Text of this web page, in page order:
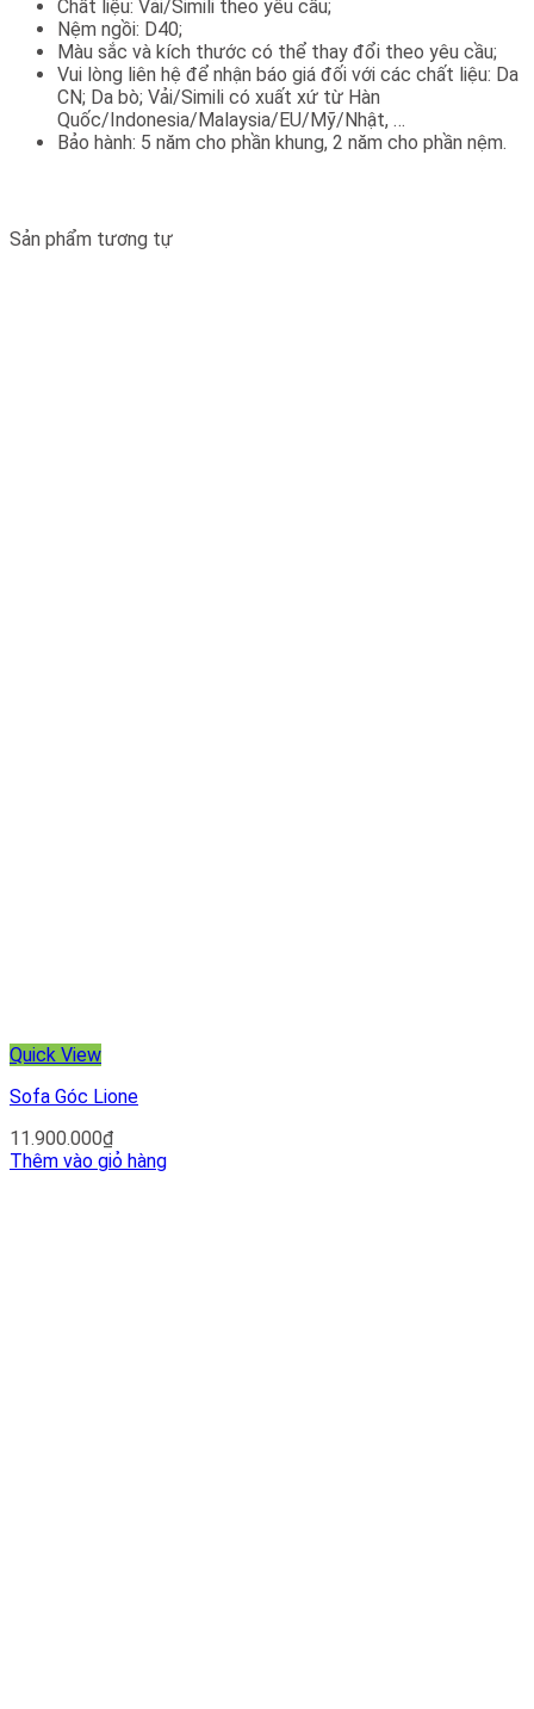
Chất liệu: Vải/Simili theo yêu cầu;
Nệm ngồi: D40;
Màu sắc và kích thước có thể thay đổi theo yêu cầu;
Vui lòng liên hệ để nhận báo giá đối với các chất liệu: Da
CN; Da bò; Vải/Simili có xuất xứ từ Hàn
Quốc/Indonesia/Malaysia/EU/Mỹ/Nhật, …
Bảo hành: 5 năm cho phần khung, 2 năm cho phần nệm.
Sản phẩm tương tự
Quick View
Sofa Góc Lione
11.900.000₫
Thêm vào giỏ hàng